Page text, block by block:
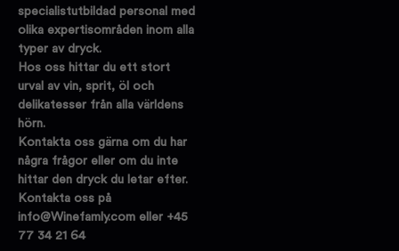
specialistutbildad personal med
olika expertisområden inom alla
typer av dryck.
Hos oss hittar du ett stort
urval av vin, sprit, öl och
delikatesser från alla världens
hörn.
Kontakta oss gärna om du har
några frågor eller om du inte
hittar den dryck du letar efter.
Kontakta oss på
info@Winefamly.com eller +45
77 34 21 64